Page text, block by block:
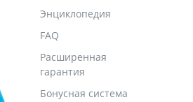
Энциклопедия
FAQ
Расширенная
гарантия
Бонусная система